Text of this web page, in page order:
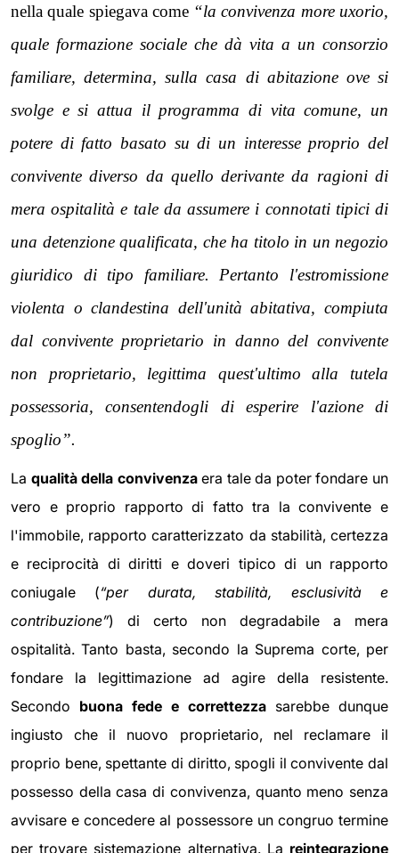
nella quale spiegava come “la convivenza more uxorio,
quale formazione sociale che dà vita a un consorzio
familiare, determina, sulla casa di abitazione ove si
svolge e si attua il programma di vita comune, un
potere di fatto basato su di un interesse proprio del
convivente diverso da quello derivante da ragioni di
mera ospitalità e tale da assumere i connotati tipici di
una detenzione qualificata, che ha titolo in un negozio
giuridico di tipo familiare. Pertanto l'estromissione
violenta o clandestina dell'unità abitativa, compiuta
dal convivente proprietario in danno del convivente
non proprietario, legittima quest'ultimo alla tutela
possessoria, consentendogli di esperire l'azione di
spoglio”.
La qualità della convivenzaera tale da poter fondare un
vero e proprio rapporto di fatto tra la convivente e
l'immobile, rapporto caratterizzato da stabilità, certezza
e reciprocità di diritti e doveri tipico di un rapporto
coniugale (“per durata, stabilità, esclusività e
contribuzione”) di certo non degradabile a mera
ospitalità. Tanto basta, secondo la Suprema corte, per
fondare la legittimazione ad agire della resistente.
Secondo buona fede e correttezza sarebbe dunque
ingiusto che il nuovo proprietario, nel reclamare il
proprio bene, spettante di diritto, spogli il convivente dal
possesso della casa di convivenza, quanto meno senza
avvisare e concedere al possessore un congruo termine
per trovare sistemazione alternativa. La reintegrazione